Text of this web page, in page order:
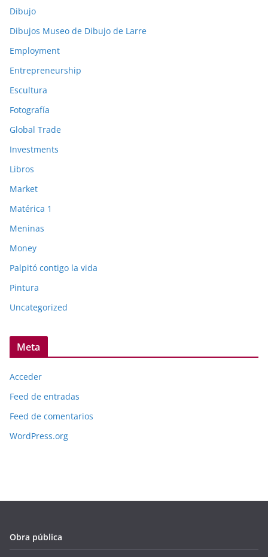
Dibujo
Dibujos Museo de Dibujo de Larre
Employment
Entrepreneurship
Escultura
Fotografía
Global Trade
Investments
Libros
Market
Matérica 1
Meninas
Money
Palpitó contigo la vida
Pintura
Uncategorized
Meta
Acceder
Feed de entradas
Feed de comentarios
WordPress.org
Obra pública